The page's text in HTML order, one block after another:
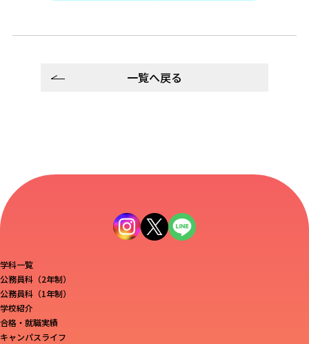
一覧へ戻る
学科一覧
公務員科（2年制）
公務員科（1年制）
学校紹介
合格・就職実績
キャンパスライフ